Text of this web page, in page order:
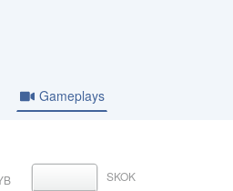
Gameplays
MEZERNÍKSKOK